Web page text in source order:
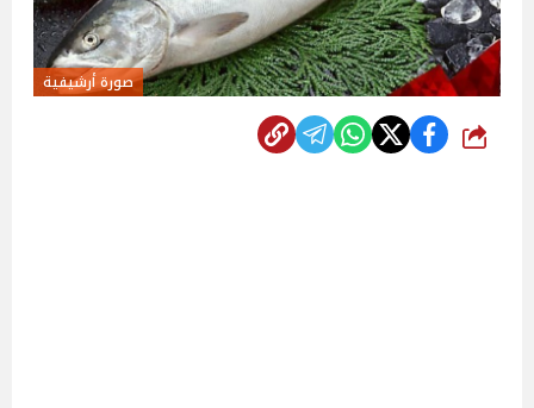
صورة أرشيفية
شارك